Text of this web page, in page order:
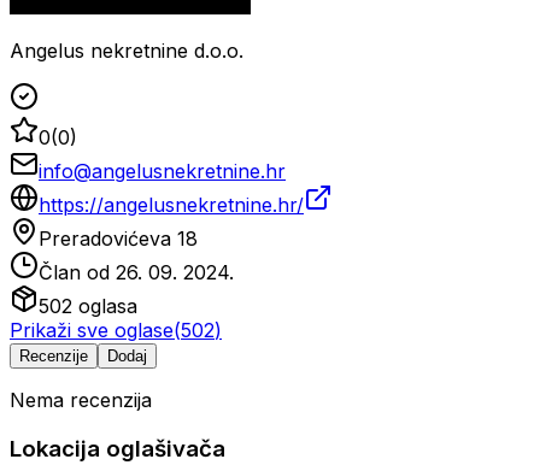
Angelus nekretnine d.o.o.
0(0)
info@angelusnekretnine.hr
https://angelusnekretnine.hr/
Preradovićeva 18
Član od 26. 09. 2024.
502 oglasa
Prikaži sve oglase(502)
Recenzije Dodaj
Nema recenzija
Lokacija oglašivača